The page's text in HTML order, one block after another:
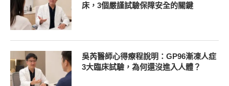
床，3個嚴謹試驗保障安全的關鍵
吳芮醫師心得療程說明：GP96漸凍人症
3大臨床試驗，為何還沒進入人體？